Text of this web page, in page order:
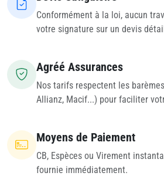
Conformément à la loi, aucun
votre signature sur un devis
Agréé Assurances
Nos tarifs respectent les
Allianz, Macif...) pour faciliter
Moyens de Paiement
CB, Espèces ou Virement
fournie immédiatement.